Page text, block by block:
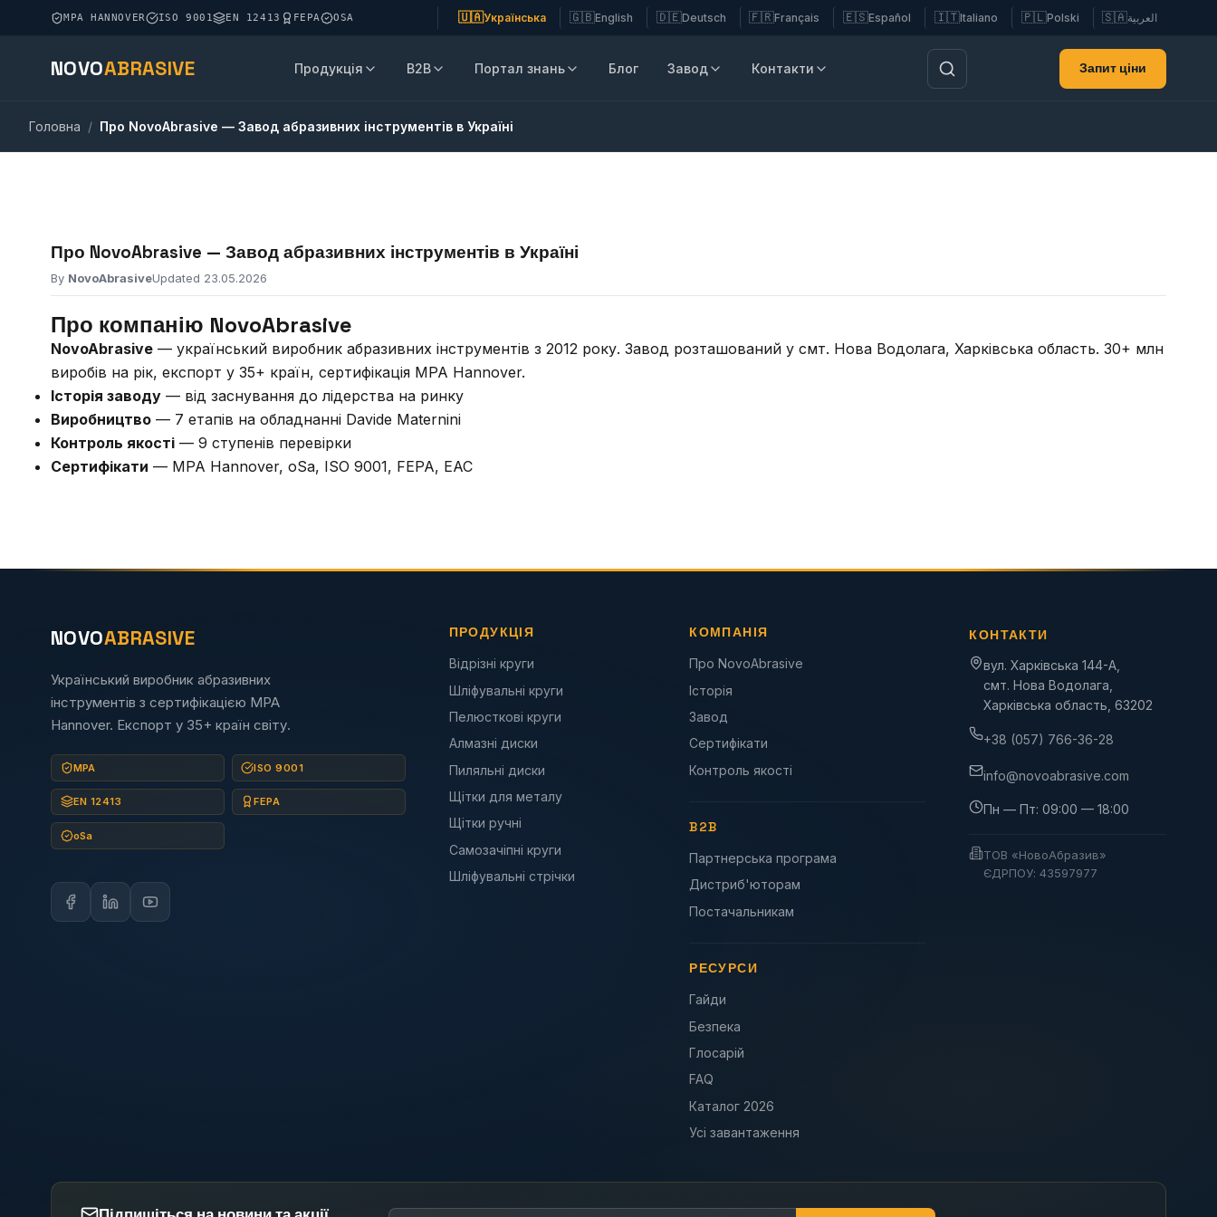
MPA HANNOVER ISO 9001 EN 12413 FEPA OSA 🇺🇦Українська 🇬🇧English 🇩🇪Deutsch 🇫🇷Français 🇪🇸Español 🇮🇹Italiano 🇵🇱Polski 🇸🇦العربية
NOVOABRASIVE Продукція B2B Портал знань Блог Завод Контакти Запит ціни
Головна / Про NovoAbrasive — Завод абразивних інструментів в Україні
Про NovoAbrasive — Завод абразивних інструментів в Україні
By NovoAbrasiveUpdated 23.05.2026
Про компанію NovoAbrasive
NovoAbrasive — український виробник абразивних інструментів з 2012 року. Завод розташований у смт. Нова Водолага, Харківська область. 30+ млн
виробів на рік, експорт у 35+ країн, сертифікація MPA Hannover.
Історія заводу — від заснування до лідерства на ринку
Виробництво — 7 етапів на обладнанні Davide Maternini
Контроль якості — 9 ступенів перевірки
Сертифікати — MPA Hannover, oSa, ISO 9001, FEPA, EAC
NOVOABRASIVE
Український виробник абразивних
інструментів з сертифікацією MPA
Hannover. Експорт у 35+ країн світу.
MPA ISO 9001
EN 12413 FEPA
oSa
ПРОДУКЦІЯ
Відрізні круги
Шліфувальні круги
Пелюсткові круги
Алмазні диски
Пиляльні диски
Щітки для металу
Щітки ручні
Самозачіпні круги
Шліфувальні стрічки
КОМПАНІЯ
Про NovoAbrasive
Історія
Завод
Сертифікати
Контроль якості
B2B
Партнерська програма
Дистриб'юторам
Постачальникам
РЕСУРСИ
Гайди
Безпека
Глосарій
FAQ
Каталог 2026
Усі завантаження
КОНТАКТИ
вул. Харківська 144-А,
смт. Нова Водолага,
Харківська область, 63202
+38 (057) 766-36-28
info@novoabrasive.com
Пн — Пт: 09:00 — 18:00
ТОВ «НовоАбразив»
ЄДРПОУ: 43597977